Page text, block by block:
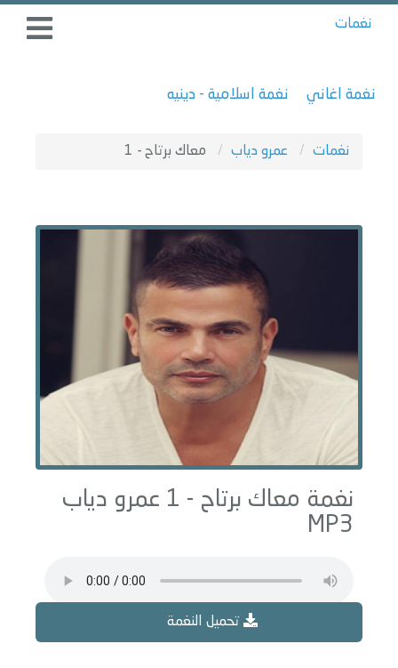
نغمات
نغمة اغاني نغمة اسلامية - دينيه
نغمات عمرو دياب معاك برتاح - 1
نغمة معاك برتاح - 1 عمرو دياب
MP3
تحميل النغمة